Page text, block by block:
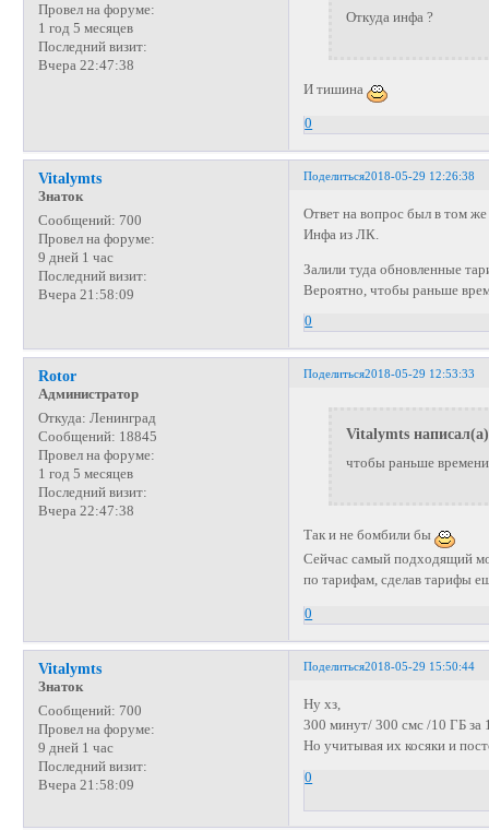
Провел на форуме:
1 год 5 месяцев
Последний визит:
Вчера 22:47:38
Откуда инфа ?
И тишина
0
Поделиться2018-05-29 12:26:38
Vitalymts
Знаток
Сообщений: 700
Провел на форуме:
9 дней 1 час
Последний визит:
Вчера 21:58:09
Ответ на вопрос был в том же
Инфа из ЛК.
Залили туда обновленные
Вероятно, чтобы раньше
0
Поделиться2018-05-29 12:53:33
Rotor
Администратор
Откуда: Ленинград
Сообщений: 18845
Провел на форуме:
1 год 5 месяцев
Последний визит:
Вчера 22:47:38
Vitalymts
чтобы раньше
Так и не бомбили бы
Сейчас самый подходящий
по тарифам, сделав тарифы
0
Поделиться2018-05-29 15:50:44
Vitalymts
Знаток
Сообщений: 700
Провел на форуме:
9 дней 1 час
Последний визит:
Вчера 21:58:09
Ну хз,
300 минут/ 300 смс /10 ГБ за
Но учитывая их косяки и
0